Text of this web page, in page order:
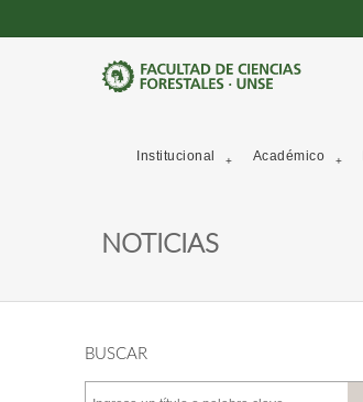
Institucional Académico
NOTICIAS
BUSCAR